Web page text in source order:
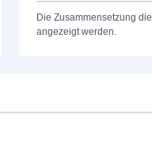
Die Zusammensetzung
angezeigt werden.